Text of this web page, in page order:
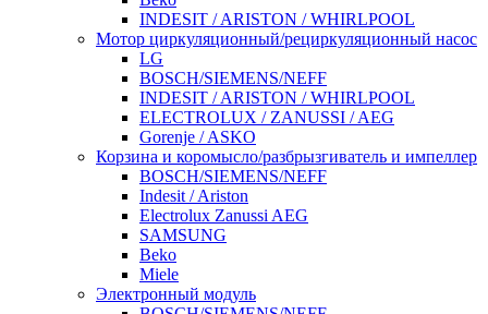
INDESIT / ARISTON / WHIRLPOOL
Мотор циркуляционный/рециркуляционный насос
LG
BOSCH/SIEMENS/NEFF
INDESIT / ARISTON / WHIRLPOOL
ELECTROLUX / ZANUSSI / AEG
Gorenje / ASKO
Корзина и коромысло/разбрызгиватель и импеллер
BOSCH/SIEMENS/NEFF
Indesit / Ariston
Electrolux Zanussi AEG
SAMSUNG
Beko
Miele
Электронный модуль